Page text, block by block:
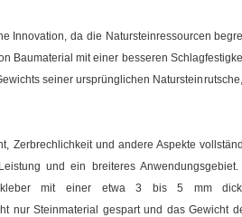
Innovation, da die Natursteinressourcen
Baumaterial mit einer besseren
seiner ursprünglichen
Zerbrechlichkeit und andere Aspekte
und ein breiteres
mit einer etwa 3 bis 5 mm
nur Steinmaterial gespart und das Gewicht